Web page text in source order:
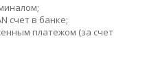
счет в банке;
платежом (за счет